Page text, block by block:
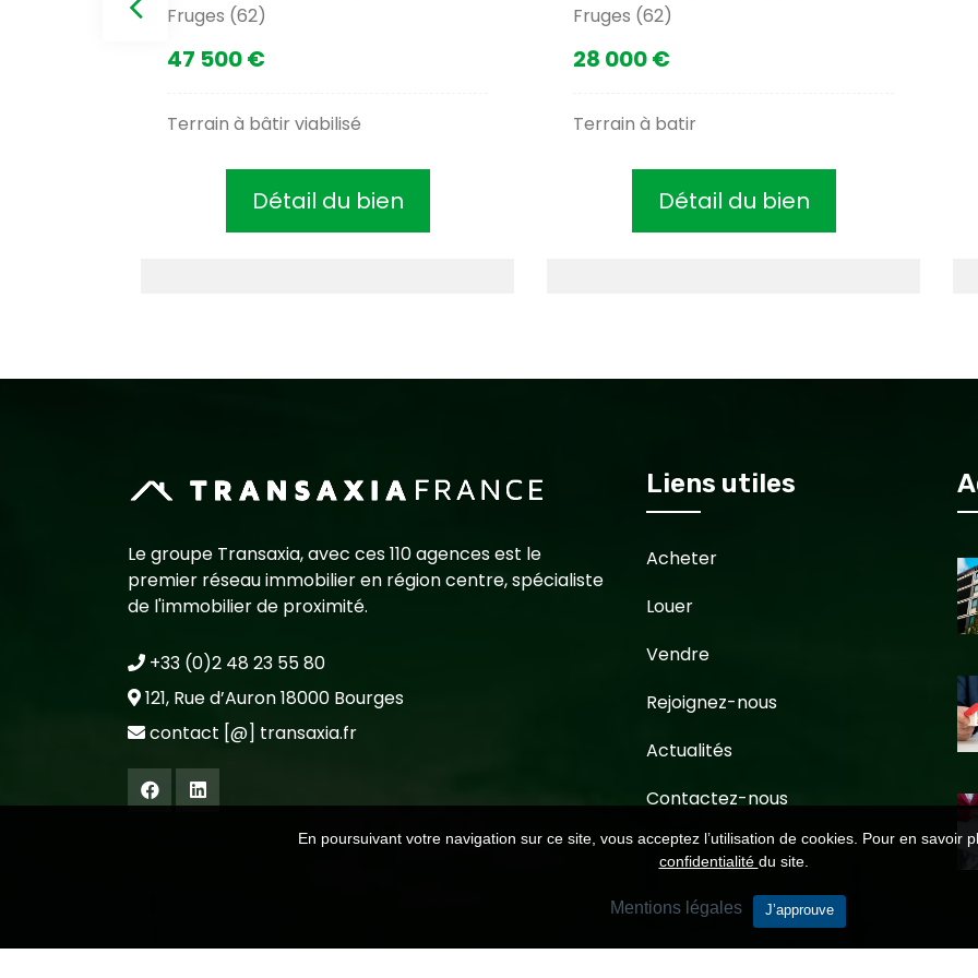
Fruges (62)
47 500 €
Terrain à bâtir viabilisé
Détail du bien
Fruges (62)
28 000 €
Terrain à batir
Détail du bien
Le groupe Transaxia, avec ces 110 agences est le
premier réseau immobilier en région centre, spécialiste
de l'immobilier de proximité.
+33 (0)2 48 23 55 80
121, Rue d’Auron 18000 Bourges
contact [@] transaxia.fr
Liens utiles
Acheter
Louer
Vendre
Rejoignez-nous
Actualités
Contactez-nous
En poursuivant votre navigation sur ce site, vous acceptez l’utilisation de cookies. Pour en savoir
confidentialité du site.
Mentions légales J’approuve